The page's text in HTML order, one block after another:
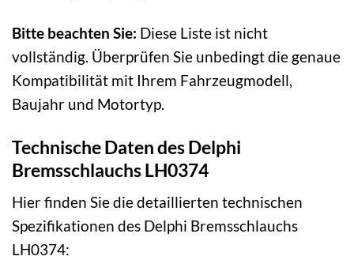
Bitte beachten Sie: Diese Liste ist nicht
vollständig. Überprüfen Sie unbedingt die genaue
Kompatibilität mit Ihrem Fahrzeugmodell,
Baujahr und Motortyp.
Technische Daten des Delphi
Bremsschlauchs LH0374
Hier finden Sie die detaillierten technischen
Spezifikationen des Delphi Bremsschlauchs
LH0374: